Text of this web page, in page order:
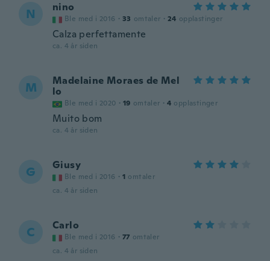
N nino
Ble med i 2016 · 33 omtaler · 24 opplastinger
Calza perfettamente
ca. 4 år siden
M
Madelaine Moraes de Mel
lo
Ble med i 2020 · 19 omtaler · 4 opplastinger
Muito bom
ca. 4 år siden
G Giusy
Ble med i 2016 · 1 omtaler
ca. 4 år siden
C Carlo
Ble med i 2016 · 77 omtaler
ca. 4 år siden